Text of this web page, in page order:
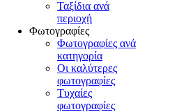
Ταξίδια ανά
περιοχή
Φωτογραφίες
Φωτογραφίες ανά
κατηγορία
Οι καλύτερες
φωτογραφίες
Τυχαίες
φωτογραφίες